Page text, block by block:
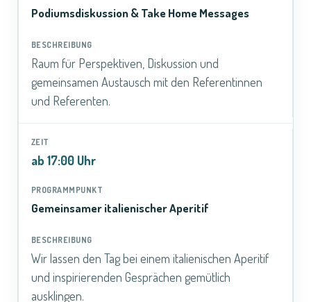
Podiumsdiskussion & Take Home Messages
Raum für Perspektiven, Diskussion und
gemeinsamen Austausch mit den Referentinnen
und Referenten.
ab 17:00 Uhr
Gemeinsamer italienischer Aperitif
Wir lassen den Tag bei einem italienischen Aperitif
und inspirierenden Gesprächen gemütlich
ausklingen.